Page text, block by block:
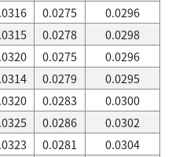
0.0275
0.0296
0.0278
0.0298
0.0275
0.0296
0.0279
0.0295
0.0283
0.0300
0.0286
0.0302
0.0281
0.0304